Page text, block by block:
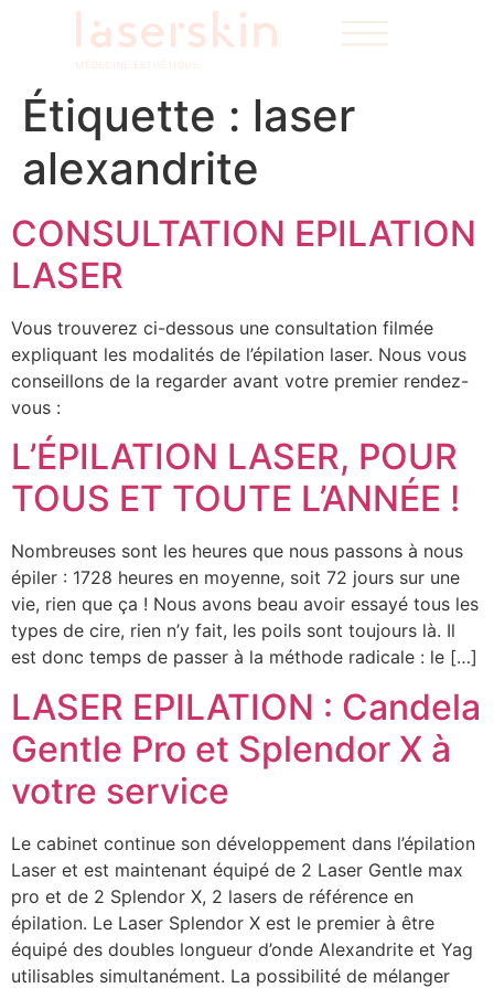
Étiquette : laser
alexandrite
CONSULTATION EPILATION
LASER
Vous trouverez ci-dessous une consultation filmée
expliquant les modalités de l’épilation laser. Nous vous
conseillons de la regarder avant votre premier rendez-
vous :
L’ÉPILATION LASER, POUR
TOUS ET TOUTE L’ANNÉE !
Nombreuses sont les heures que nous passons à nous
épiler : 1728 heures en moyenne, soit 72 jours sur une
vie, rien que ça ! Nous avons beau avoir essayé tous les
types de cire, rien n’y fait, les poils sont toujours là. Il
est donc temps de passer à la méthode radicale : le […]
LASER EPILATION : Candela
Gentle Pro et Splendor X à
votre service
Le cabinet continue son développement dans l’épilation
Laser et est maintenant équipé de 2 Laser Gentle max
pro et de 2 Splendor X, 2 lasers de référence en
épilation. Le Laser Splendor X est le premier à être
équipé des doubles longueur d’onde Alexandrite et Yag
utilisables simultanément. La possibilité de mélanger